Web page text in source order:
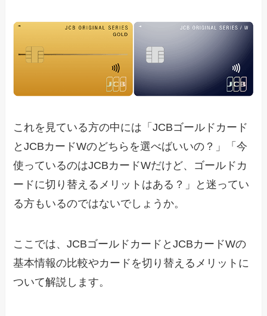
これを見ている方の中には「JCBゴールドカード
とJCBカードWのどちらを選べばいいの？」「今
使っているのはJCBカードWだけど、ゴールドカ
ードに切り替えるメリットはある？」と迷ってい
る方もいるのではないでしょうか。
ここでは、JCBゴールドカードとJCBカードWの
基本情報の比較やカードを切り替えるメリットに
ついて解説します。